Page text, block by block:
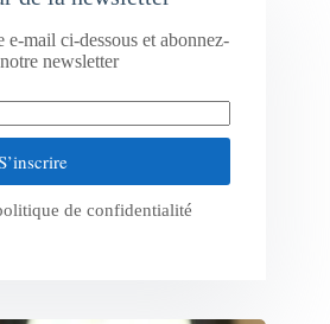
e-mail ci-dessous et abonnez-
newsletter
de confidentialité